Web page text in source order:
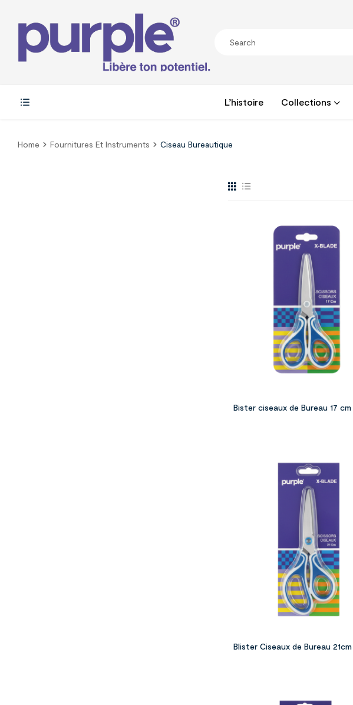
L’histoire Collections
Home Fournitures Et Instruments Ciseau Bureautique
Bister ciseaux de Bureau 17 cm
Blister Ciseaux de Bureau 21cm